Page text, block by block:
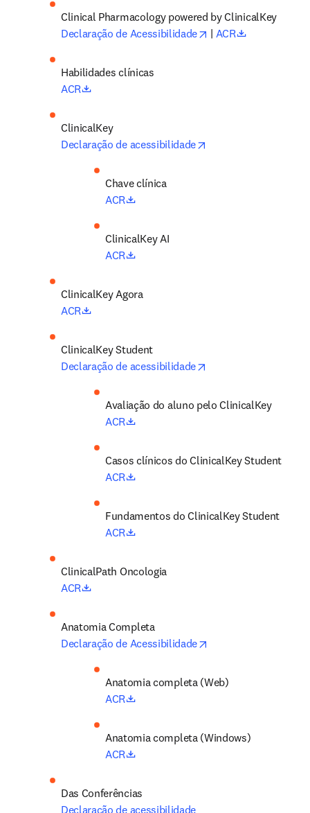
Clinical Pharmacology powered by ClinicalKey
Declaração de Acessibilidade
opens in new tab/
| ACR opens in
Habilidades clínicas
ACR
ClinicalKey
Declaração de acessibilidade
Chave clínica
ACR
ACR
ClinicalKey Agora
ACR
ClinicalKey Student
Declaração de acessibilidade
Avaliação do aluno pelo ClinicalKey
ACR
Casos clínicos do ClinicalKey Student
ACR
Fundamentos do ClinicalKey Student
ACR
ClinicalPath Oncologia
ACR
Anatomia Completa
Declaração de Acessibilidade
Anatomia completa (Web)
ACR
Anatomia completa (Windows)
ACR
Das Conferências
Declaração de acessibilidade